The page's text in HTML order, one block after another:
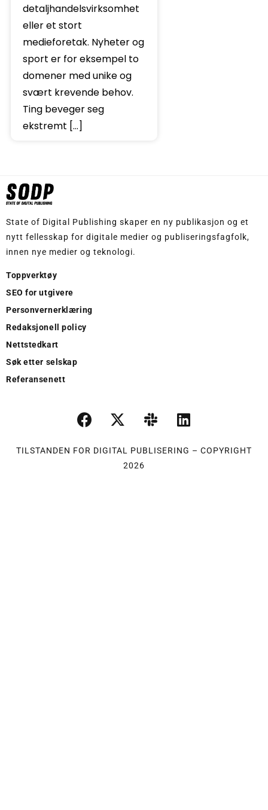
detaljhandelsvirksomhet
eller et stort
medieforetak. Nyheter og
sport er for eksempel to
domener med unike og
svært krevende behov.
Ting beveger seg
ekstremt […]
State of Digital Publishing skaper en ny publikasjon og et
nytt fellesskap for digitale medier og publiseringsfagfolk,
innen nye medier og teknologi.
Toppverktøy
SEO for utgivere
Personvernerklæring
Redaksjonell policy
Nettstedkart
Søk etter selskap
Referansenett
TILSTANDEN FOR DIGITAL PUBLISERING – COPYRIGHT
2026